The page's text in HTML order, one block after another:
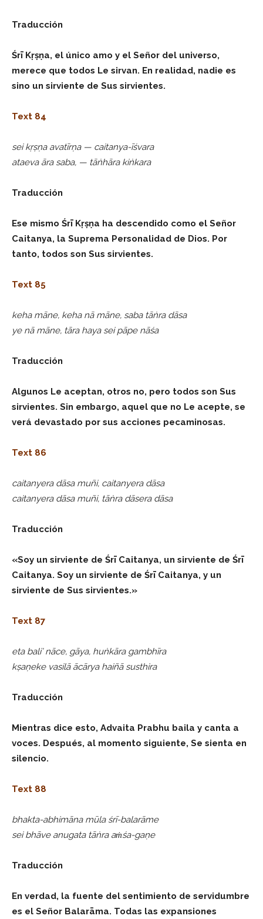
Traducción
Śrī Kṛṣṇa, el único amo y el Señor del universo,
merece que todos Le sirvan. En realidad, nadie es
sino un sirviente de Sus sirvientes.
Text 84
sei kṛṣṇa avatīrṇa — caitanya-īśvara
ataeva āra saba, — tāṅhāra kiṅkara
Traducción
Ese mismo Śrī Kṛṣṇa ha descendido como el Señor
Caitanya, la Suprema Personalidad de Dios. Por
tanto, todos son Sus sirvientes.
Text 85
keha māne, keha nā māne, saba tāṅra dāsa
ye nā māne, tāra haya sei pāpe nāśa
Traducción
Algunos Le aceptan, otros no, pero todos son Sus
sirvientes. Sin embargo, aquel que no Le acepte, se
verá devastado por sus acciones pecaminosas.
Text 86
caitanyera dāsa muñi, caitanyera dāsa
caitanyera dāsa muñi, tāṅra dāsera dāsa
Traducción
«Soy un sirviente de Śrī Caitanya, un sirviente de Śrī
Caitanya. Soy un sirviente de Śrī Caitanya, y un
sirviente de Sus sirvientes.»
Text 87
eta bali’ nāce, gāya, huṅkāra gambhīra
kṣaṇeke vasilā ācārya haiñā susthira
Traducción
Mientras dice esto, Advaita Prabhu baila y canta a
voces. Después, al momento siguiente, Se sienta en
silencio.
Text 88
bhakta-abhimāna mūla śrī-balarāme
sei bhāve anugata tāṅra aṁśa-gaṇe
Traducción
En verdad, la fuente del sentimiento de servidumbre
es el Señor Balarāma. Todas las expansiones